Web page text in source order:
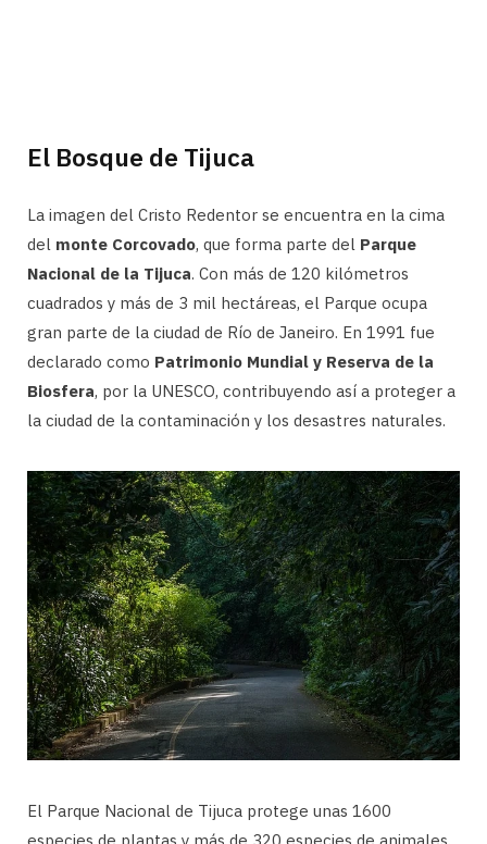
El Bosque de Tijuca
La imagen del Cristo Redentor se encuentra en la cima
del monte Corcovado, que forma parte del Parque
Nacional de la Tijuca. Con más de 120 kilómetros
cuadrados y más de 3 mil hectáreas, el Parque ocupa
gran parte de la ciudad de Río de Janeiro. En 1991 fue
declarado como Patrimonio Mundial y Reserva de la
Biosfera, por la UNESCO, contribuyendo así a proteger a
la ciudad de la contaminación y los desastres naturales.
El Parque Nacional de Tijuca protege unas 1600